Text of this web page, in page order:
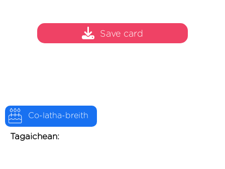
Co-latha-breith
Tagaichean:
Save card